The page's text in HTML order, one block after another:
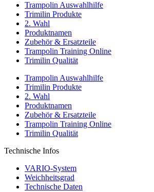
Trampolin Auswahlhilfe
Trimilin Produkte
2. Wahl
Produktnamen
Zubehör & Ersatzteile
Trampolin Training Online
Trimilin Qualität
Trampolin Auswahlhilfe
Trimilin Produkte
2. Wahl
Produktnamen
Zubehör & Ersatzteile
Trampolin Training Online
Trimilin Qualität
Technische Infos
VARIO-System
Weichheitsgrad
Technische Daten